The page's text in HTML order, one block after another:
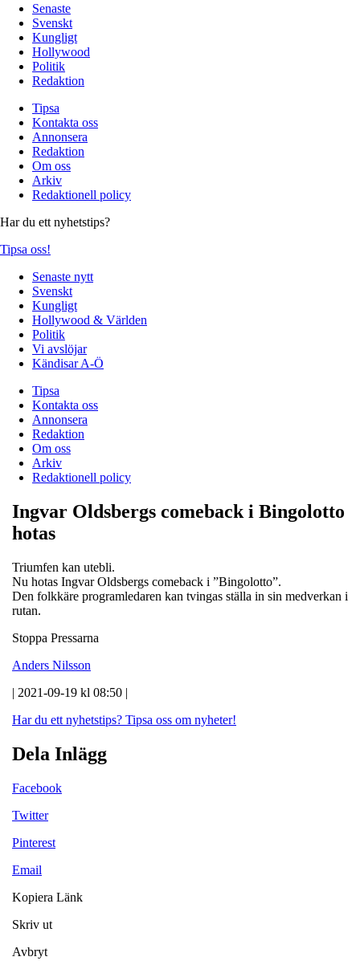
Senaste
Svenskt
Kungligt
Hollywood
Politik
Redaktion
Tipsa
Kontakta oss
Annonsera
Redaktion
Om oss
Arkiv
Redaktionell policy
Har du ett nyhetstips?
Tipsa oss!
Senaste nytt
Svenskt
Kungligt
Hollywood & Världen
Politik
Vi avslöjar
Kändisar A-Ö
Tipsa
Kontakta oss
Annonsera
Redaktion
Om oss
Arkiv
Redaktionell policy
Ingvar Oldsbergs comeback i Bingolotto
hotas
Triumfen kan utebli.
Nu hotas Ingvar Oldsbergs comeback i ”Bingolotto”.
Den folkkäre programledaren kan tvingas ställa in sin medverkan i
rutan.
Stoppa Pressarna
Anders Nilsson
| 2021-09-19 kl 08:50 |
Har du ett nyhetstips? Tipsa oss om nyheter!
Dela Inlägg
Facebook
Twitter
Pinterest
Email
Kopiera Länk
Skriv ut
Avbryt